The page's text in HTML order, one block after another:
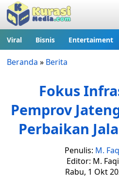
Viral Bisnis Entertaiment
Beranda » Berita
Fokus
Pemprov
Perbaikan
Penulis: M.
Editor: M.
Rabu, 1 Okt